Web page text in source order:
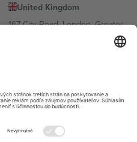
United Kingdom
167 City Road, London, Greater
Dorfstrasse 52a, 6390
Engelberg, Switzerland